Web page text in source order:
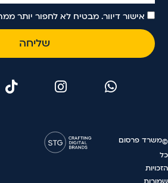
אישור דיוור. מבטיח לא לחפור יותר
שליחה
©
כל
הזכויות
משרד פרסום